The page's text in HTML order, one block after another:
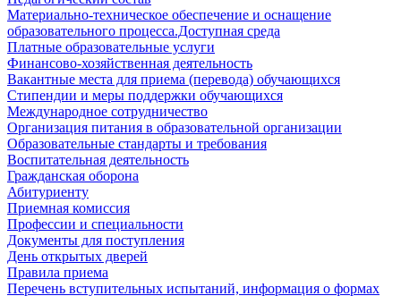
Материально-техническое обеспечение и оснащение
образовательного процесса.Доступная среда
Платные образовательные услуги
Финансово-хозяйственная деятельность
Вакантные места для приема (перевода) обучающихся
Стипендии и меры поддержки обучающихся
Международное сотрудничество
Организация питания в образовательной организации
Образовательные стандарты и требования
Воспитательная деятельность
Гражданская оборона
Абитуриенту
Приемная комиссия
Профессии и специальности
Документы для поступления
День открытых дверей
Правила приема
Перечень вступительных испытаний, информация о формах